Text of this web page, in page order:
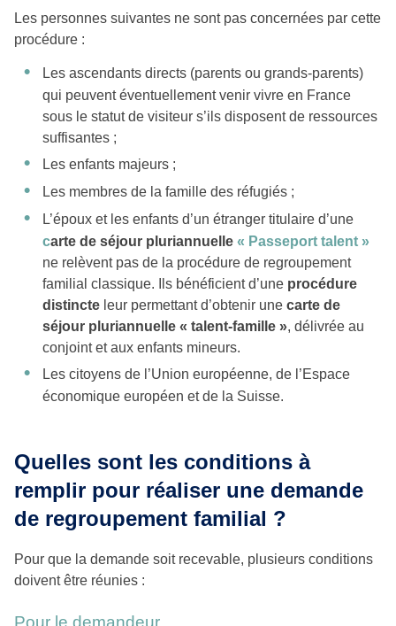
Les personnes suivantes ne sont pas concernées par cette
procédure :
Les ascendants directs (parents ou grands-parents)
qui peuvent éventuellement venir vivre en France
sous le statut de visiteur s’ils disposent de ressources
suffisantes ;
Les enfants majeurs ;
Les membres de la famille des réfugiés ;
L’époux et les enfants d’un étranger titulaire d’une
carte de séjour pluriannuelle « Passeport talent »
ne relèvent pas de la procédure de regroupement
familial classique. Ils bénéficient d’une procédure
distincte leur permettant d’obtenir une carte de
séjour pluriannuelle « talent-famille », délivrée au
conjoint et aux enfants mineurs.
Les citoyens de l’Union européenne, de l’Espace
économique européen et de la Suisse.
Quelles sont les conditions à
remplir pour réaliser une demande
de regroupement familial ?
Pour que la demande soit recevable, plusieurs conditions
doivent être réunies :
Pour le demandeur